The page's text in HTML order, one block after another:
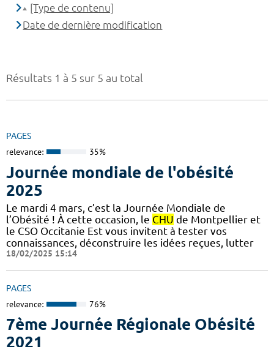
Résultats 1 à 5 sur 5 au total
PAGES
relevance: 35%
Journée mondiale de l'obésité
2025
Le mardi 4 mars, c’est la Journée Mondiale de
l’Obésité ! À cette occasion, le CHU de Montpellier et
le CSO Occitanie Est vous invitent à tester vos
connaissances, déconstruire les idées reçues, lutter
18/02/2025 15:14
PAGES
relevance: 76%
7ème Journée Régionale Obésité
2021
[Type de contenu]
Date de dernière modification